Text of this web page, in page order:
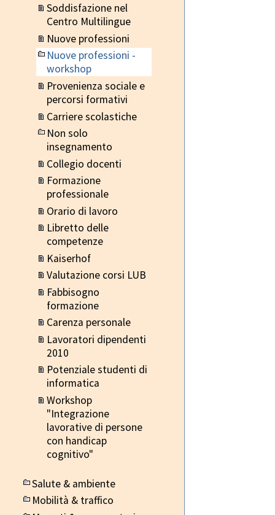
Soddisfazione nel
Centro Multilingue
Nuove professioni
Nuove professioni -
workshop
Provenienza sociale e
percorsi formativi
Carriere scolastiche
Non solo
insegnamento
Collegio docenti
Formazione
professionale
Orario di lavoro
Libretto delle
competenze
Kaiserhof
Valutazione corsi LUB
Fabbisogno
formazione
Carenza personale
Lavoratori dipendenti
2010
Potenziale studenti di
informatica
Workshop
"Integrazione
lavorative di persone
con handicap
cognitivo"
Salute & ambiente
Mobilità & traffico